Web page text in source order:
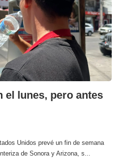
el lunes, pero antes
Unidos prevé un fin de semana
de Sonora y Arizona, s...